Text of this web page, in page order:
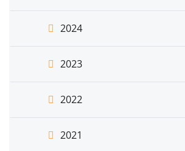
2024
2023
2022
2021